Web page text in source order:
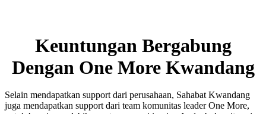
Keuntungan Bergabung
Dengan One More Kwandang
Selain mendapatkan support dari perusahaan, Sahabat Kwandang
juga mendapatkan support dari team komunitas leader One More,